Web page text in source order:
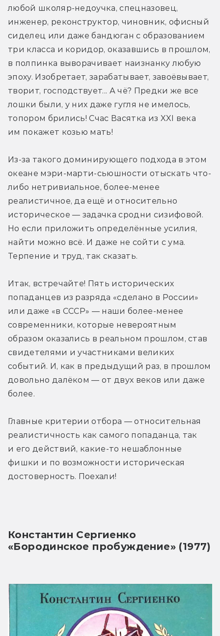
любой школяр-недоучка, спецназовец,
инженер, реконструктор, чиновник, офисный
сиделец или даже бандюган с образованием
три класса и коридор, оказавшись в прошлом,
в полпинка выворачивает наизнанку любую
эпоху. Изобретает, зарабатывает, завоёвывает,
творит, господствует... А чё? Предки же все
лошки были, у них даже гугля не имелось,
топором брились! Счас Васятка из XXI века
им покажет козью мать!
Из-за такого доминирующего подхода в этом
океане мэри-марти-сьюшности отыскать что-
либо нетривиальное, более-менее
реалистичное, да ещё и относительно
историческое — задачка сродни сизифовой.
Но если приложить определённые усилия,
найти можно всё. И даже не сойти с ума.
Терпение и труд, так сказать.
Итак, встречайте! Пять исторических
попаданцев из разряда «сделано в России»
или даже «в СССР» — наши более-менее
современники, которые невероятным
образом оказались в реальном прошлом, став
свидетелями и участниками великих
событий. И, как в предыдущий раз, в прошлом
довольно далёком — от двух веков или даже
более.
Главные критерии отбора — относительная
реалистичность как самого попаданца, так
и его действий, какие-то нешаблонные
фишки и по возможности историческая
достоверность. Поехали!
Константин Сергиенко
«Бородинское пробуждение» (1977)